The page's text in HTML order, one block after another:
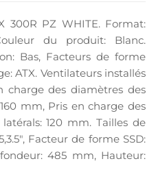
300R PZ WHITE. Format:
du produit: Blanc.
Bas, Facteurs de forme
ATX. Ventilateurs installés
charge des diamètres des
mm, Pris en charge des
120 mm. Tailles de
Facteur de forme SSD:
485 mm, Hauteur: